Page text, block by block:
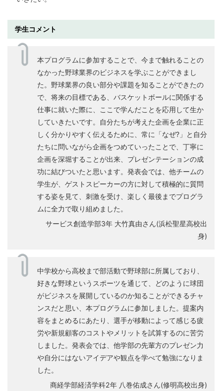
学生コメント
本プログラムに参加することで、今まで触れることの
なかった野球業界のビジネスを学ぶことができまし
た。野球業界の良い部分や課題を知ることができたの
で、将来の目標である、バスケットボールに関係する
仕事に就いた際に、ここで学んだことを応用して生か
していきたいです。自分たちが考えた企画を企業に正
しく分かりやすく伝えるために、常に「なぜ?」と自分
たちに問いながら企画をつめていったことで、丁寧に
企画を深堀することが出来、プレゼンテーションの成
功に結びついたと思います。発表会では、他チームの
学生が、ゲストスピーカーの方に対して積極的に質問
する姿を見て、刺激を受け、楽しく最後までプログラ
ムに全力で取り組めました。
サービス創造学部3年 大竹真由さん(浜松聖星高校出
身)
中学校から高校まで部活動で野球部に所属しており、
好きな野球というスポーツを通じて、どのように球団
がビジネスを展開しているのか知ることができるチャ
ンスだと思い、本プログラムに参加しました。提案内
容をまとめるにあたり、選手が移動によって感じる疲
労や新規顧客のコストやメリットを試算するのに苦労
しました。発表会では、他学部の先輩方のプレゼン力
や自分にはないアイデアや観点を学べて勉強になりま
した。
商経学部経済学科2年 八巻佑成さん(修明高校出身)